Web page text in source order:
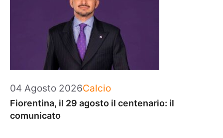
04 Agosto 2026Categorie
Calcio
Fiorentina, il 29 agosto il centenario: il
comunicato